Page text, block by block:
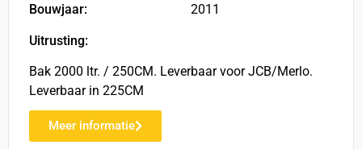
Bouwjaar: 2011
Uitrusting:
Bak 2000 ltr. / 250CM. Leverbaar voor JCB/Merlo.
Leverbaar in 225CM
Meer informatie